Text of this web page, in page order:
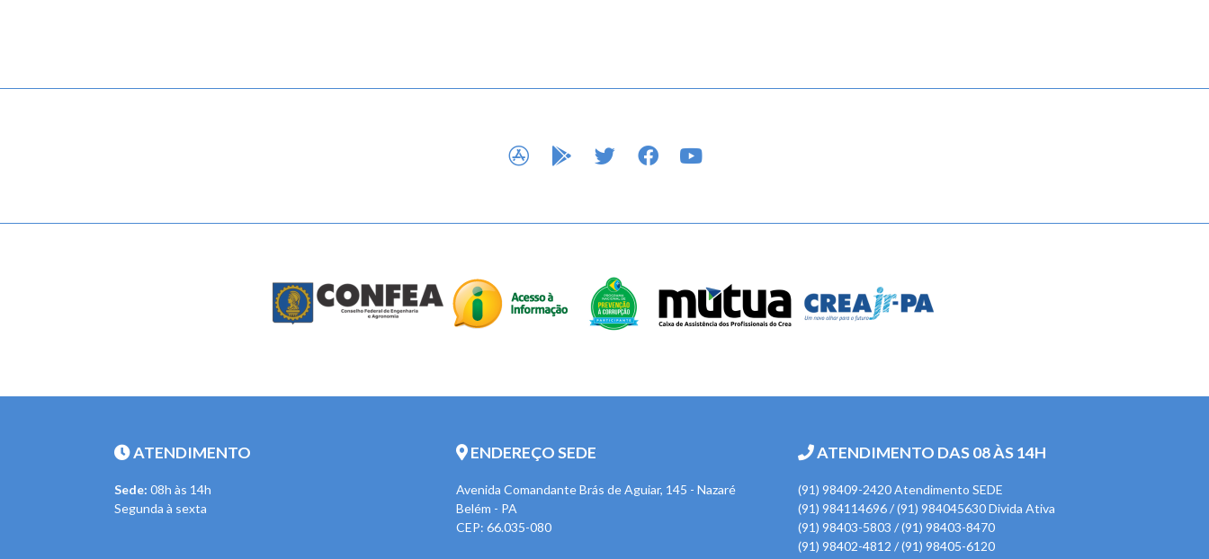
APP STOREGOOGLE PLAY
TWITTERFACEBOOK
ATENDIMENTO
Sede: 08h às 14h
Segunda à sexta
ENDEREÇO SEDE
Avenida Comandante Brás de Aguiar, 145 - Nazaré
Belém - PA
CEP: 66.035-080
ATENDIMENTO DAS 08 ÀS 14H
(91) 98409-2420 Atendimento SEDE
(91) 984114696 / (91) 984045630 Divida Ativa
(91) 98403-5803 / (91) 98403-8470
(91) 98402-4812 / (91) 98405-6120